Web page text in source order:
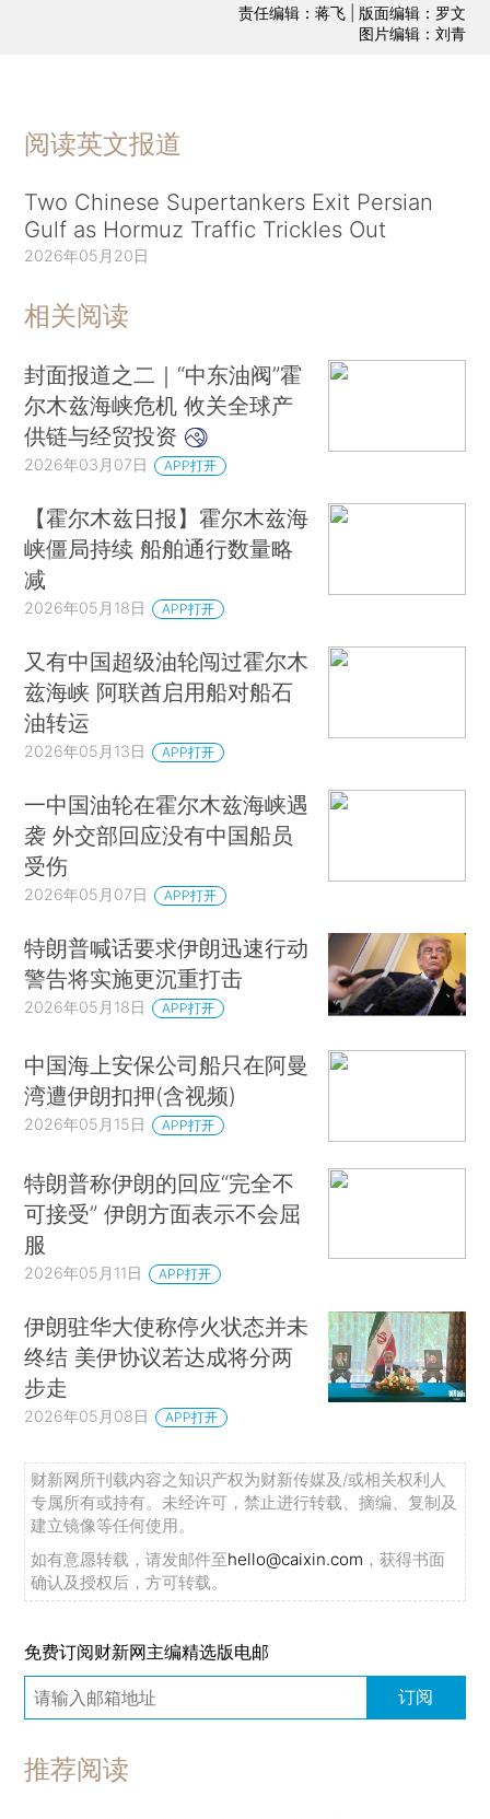
责任编辑：蒋飞 | 版面编辑：罗文
图片编辑：刘青
阅读英文报道
Two Chinese Supertankers Exit Persian
Gulf as Hormuz Traffic Trickles Out
2026年05月20日
相关阅读
封面报道之二｜“中东油阀”霍
尔木兹海峡危机 攸关全球产
供链与经贸投资
2026年03月07日 APP打开
【霍尔木兹日报】霍尔木兹海
峡僵局持续 船舶通行数量略
减
2026年05月18日 APP打开
又有中国超级油轮闯过霍尔木
兹海峡 阿联酋启用船对船石
油转运
2026年05月13日 APP打开
一中国油轮在霍尔木兹海峡遇
袭 外交部回应没有中国船员
受伤
2026年05月07日 APP打开
特朗普喊话要求伊朗迅速行动
警告将实施更沉重打击
2026年05月18日 APP打开
中国海上安保公司船只在阿曼
湾遭伊朗扣押(含视频)
2026年05月15日 APP打开
特朗普称伊朗的回应“完全不
可接受” 伊朗方面表示不会屈
服
2026年05月11日 APP打开
伊朗驻华大使称停火状态并未
终结 美伊协议若达成将分两
步走
2026年05月08日 APP打开
财新网所刊载内容之知识产权为财新传媒及/或相关权利人
专属所有或持有。未经许可，禁止进行转载、摘编、复制及
建立镜像等任何使用。
如有意愿转载，请发邮件至hello@caixin.com ，获得书面
确认及授权后，方可转载。
免费订阅财新网主编精选版电邮
订阅
推荐阅读